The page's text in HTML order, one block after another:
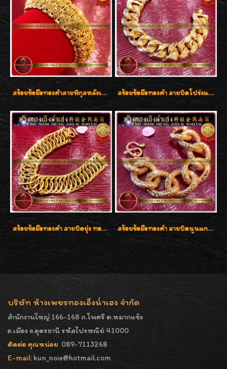
สร้อยข้อมือทองคำลายพิกุลหลังเต่า น้ำหนัก 86.6g ( 5.71 บาท ) หน้ากว้าง 20 มิล สร้อยข้อมือทองคำ ลายบิดโปร่งแกะลาย ทองคำ 96.5% น้ำหนัก 5 บาท สวยค่ะ
สร้อยข้อมือทองคำ ลายบิดยุ่ง ทองคำ 96.5% น้ำหนัก 3 บาท สวยน่าสะสมค่ะ สร้อยข้อมือทองคำ ลายบิดนูนแกะลาย ทองคำ 96.5% น้ำหนัก 5 บาท สวยค่ะ
บริษัท ห้างเพชรทองเอ็งน่ำเฮง จำกัด
สำนักงานใหญ่ 166-168 ถ.โพศรี ต.หมากแข้ง
อ.เมือง จ.อุดรธานี รหัสไปรษณีย์ 41000
ติดต่อ คุณหน่อย 089-7113268
E-mail: kun_noie@hotmail.com